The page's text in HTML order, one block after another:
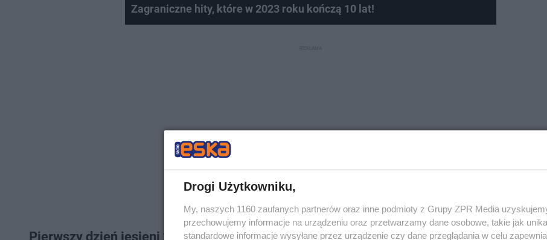
Zagraniczne hity, które w 2023 roku kończą 10 lat!
Pierwszy dzień jesieni 2023 - kiedy jest?
Drogi Użytkowniku,
My, naszych 1160 zaufanych partnerów oraz inne podmioty z Grupy ZPR Media
przechowujemy informacje na urządzeniu oraz przetwarzamy dane osobowe, takie jak
standardowe informacje wysyłane przez urządzenie czy dane przeglądania w celu